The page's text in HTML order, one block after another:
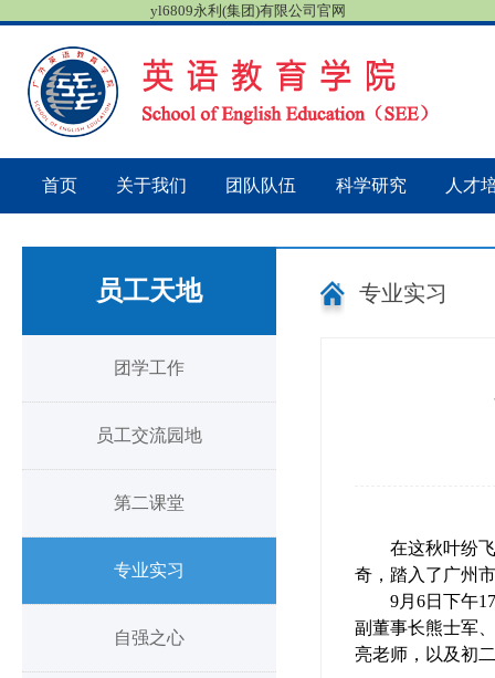
yl6809永利(集团)有限公司官网
首页 关于我们 团队队伍 科学研究 人才
员工天地
团学工作
员工交流园地
第二课堂
专业实习
自强之心
专业实习
在这秋叶纷
奇，踏入了广州
9月6日下午
副董事长熊士军
亮老师，以及初